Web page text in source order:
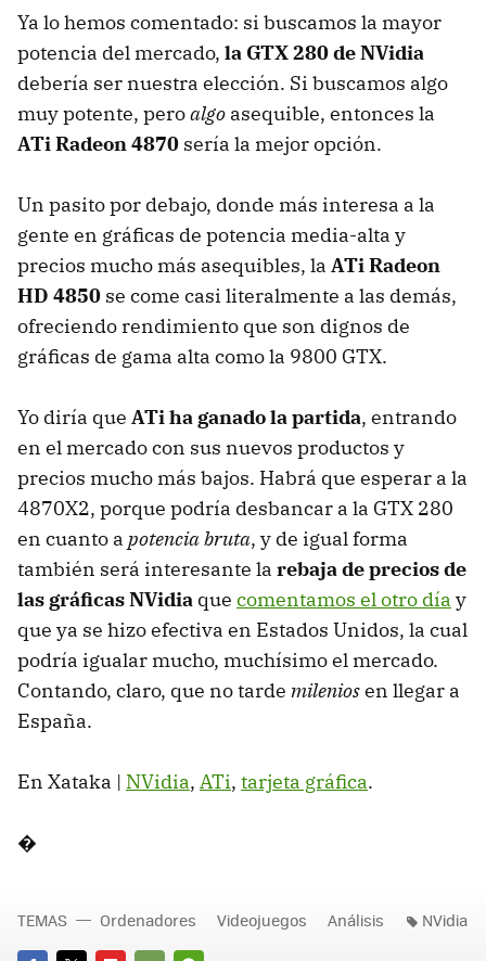
Ya lo hemos comentado: si buscamos la mayor
potencia del mercado, la GTX 280 de NVidia
debería ser nuestra elección. Si buscamos algo
muy potente, peroalgo asequible, entonces la
ATi Radeon 4870 sería la mejor opción.
Un pasito por debajo, donde más interesa a la
gente en gráficas de potencia media-alta y
precios mucho más asequibles, la ATi Radeon
HD 4850 se come casi literalmente a las demás,
ofreciendo rendimiento que son dignos de
gráficas de gama alta como la 9800 GTX.
Yo diría que ATi ha ganado la partida, entrando
en el mercado con sus nuevos productos y
precios mucho más bajos. Habrá que esperar a la
4870X2, porque podría desbancar a la GTX 280
en cuanto a potencia bruta, y de igual forma
también será interesante la rebaja de precios de
las gráficas NVidia que comentamos el otro día y
que ya se hizo efectiva en Estados Unidos, la cual
podría igualar mucho, muchísimo el mercado.
Contando, claro, que no tarde mileniosen llegar a
España.
En Xataka | NVidia, ATi, tarjeta gráfica.
�
TEMAS Ordenadores Videojuegos Análisis NVidia